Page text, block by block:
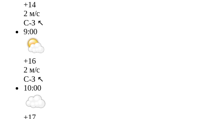
+14
2 м/с
С-З ↖
9:00
+16
2 м/с
С-З ↖
10:00